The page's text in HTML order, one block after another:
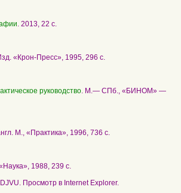
. 2013, 22 с.
«Крон-Пресс», 1995, 296 с.
руководство. М.— СПб., «БИНОМ» —
М., «Практика», 1996, 736 с.
1988, 239 с.
Просмотр в Internet Explorer.